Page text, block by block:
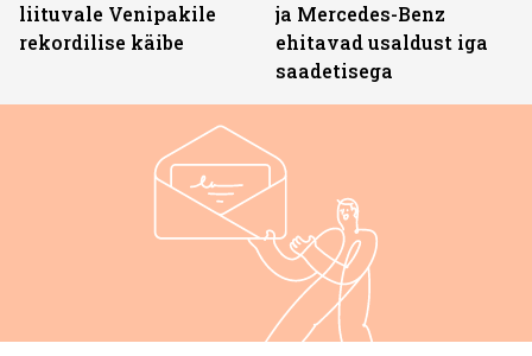
liituvale Venipakile
rekordilise käibe
ja Mercedes-Benz
ehitavad usaldust iga
saadetisega